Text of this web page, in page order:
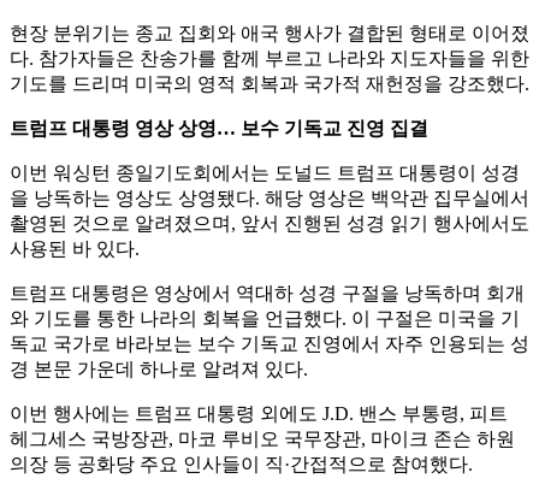
현장 분위기는 종교 집회와 애국 행사가 결합된 형태로 이어졌
다. 참가자들은 찬송가를 함께 부르고 나라와 지도자들을 위한
기도를 드리며 미국의 영적 회복과 국가적 재헌정을 강조했다.
트럼프 대통령 영상 상영… 보수 기독교 진영 집결
이번 워싱턴 종일기도회에서는 도널드 트럼프 대통령이 성경
을 낭독하는 영상도 상영됐다. 해당 영상은 백악관 집무실에서
촬영된 것으로 알려졌으며, 앞서 진행된 성경 읽기 행사에서도
사용된 바 있다.
트럼프 대통령은 영상에서 역대하 성경 구절을 낭독하며 회개
와 기도를 통한 나라의 회복을 언급했다. 이 구절은 미국을 기
독교 국가로 바라보는 보수 기독교 진영에서 자주 인용되는 성
경 본문 가운데 하나로 알려져 있다.
이번 행사에는 트럼프 대통령 외에도 J.D. 밴스 부통령, 피트
헤그세스 국방장관, 마코 루비오 국무장관, 마이크 존슨 하원
의장 등 공화당 주요 인사들이 직·간접적으로 참여했다.